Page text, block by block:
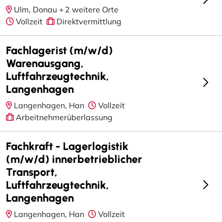
Ulm, Donau + 2 weitere Orte
Vollzeit
Direktvermittlung
Fachlagerist (m/w/d)
Warenausgang,
Luftfahrzeugtechnik,
Langenhagen
Langenhagen, Han
Vollzeit
Arbeitnehmerüberlassung
Fachkraft - Lagerlogistik
(m/w/d) innerbetrieblicher
Transport,
Luftfahrzeugtechnik,
Langenhagen
Langenhagen, Han
Vollzeit